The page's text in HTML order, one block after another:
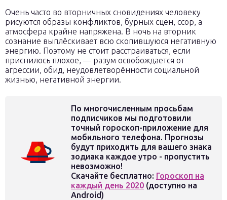
Очень часто во вторничных сновидениях человеку
рисуются образы конфликтов, бурных сцен, ссор, а
атмосфера крайне напряжена. В ночь на вторник
сознание выплёскивает всю скопившуюся негативную
энергию. Поэтому не стоит расстраиваться, если
приснилось плохое, — разум освобождается от
агрессии, обид, неудовлетворённости социальной
жизнью, негативной энергии.
По многочисленным просьбам
подписчиков мы подготовили
точный гороскоп-приложение для
мобильного телефона. Прогнозы
будут приходить для вашего знака
зодиака каждое утро - пропустить
невозможно!
Скачайте бесплатно: Гороскоп на
каждый день 2020 (доступно на
Android)